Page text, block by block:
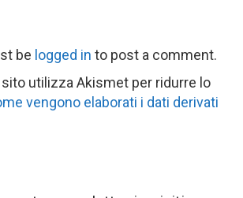
be logged in to post a comment.
utilizza Akismet per ridurre lo
vengono elaborati i dati derivati